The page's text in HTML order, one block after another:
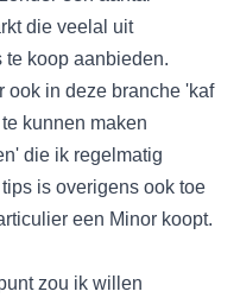
die veelal uit
te koop aanbieden.
ook in deze branche 'kaf
kunnen maken
die ik regelmatig
is overigens ook toe
een Minor koopt.
zou ik willen